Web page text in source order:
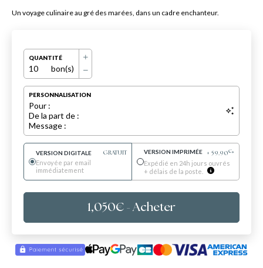
Un voyage culinaire au gré des marées, dans un cadre enchanteur.
QUANTITÉ
10 bon(s)
PERSONNALISATION
Pour :
De la part de :
Message :
VERSION DIGITALE GRATUIT
Envoyée par email
immédiatement
VERSION IMPRIMÉE + 59.90€*
Expédié en 24h jours ouvrés
+ délais de la poste.
1,050€ - Acheter